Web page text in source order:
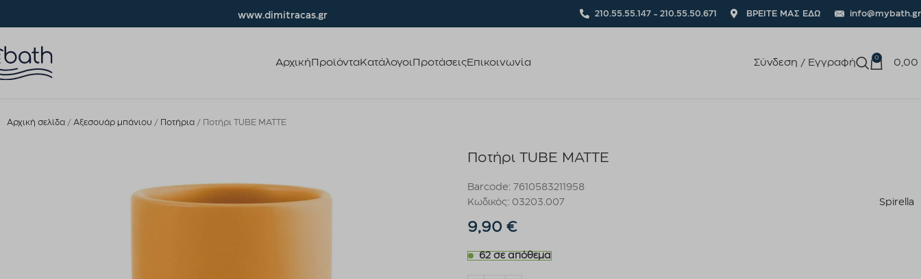
www.dimitracas.gr 210.55.55.147 - 210.55.50.671 ΒΡΕΙΤΕ ΜΑΣ ΕΔΩ info@mybath.gr
Αρχική ΠροϊόνταΚατάλογοι ΠροτάσειςΕπικοινωνία Σύνδεση / Εγγραφή 0 0,00
Αρχική σελίδα Αξεσουάρ μπάνιου Ποτήρια Ποτήρι TUBE MATTE
Ποτήρι TUBE MATTE
Barcode: 7610583211958
Κωδικός: 03203.007
Spirella
9,90 €
62 σε απόθεμα